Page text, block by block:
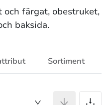
färgat, obestruket,
baksida.
Sortiment